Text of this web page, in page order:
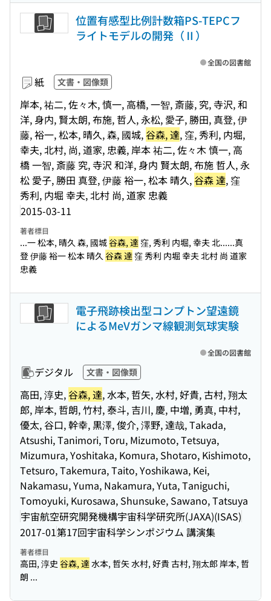
位置有感型比例計数箱PS-TEPCフ
ライトモデルの開発（Ⅱ）
紙 文書・図像類
岸本, 祐二, 佐々木, 慎一, 高橋, 一智, 斎藤, 究, 寺沢, 和
洋, 身内, 賢太朗, 布施, 哲人, 永松, 愛子, 勝田, 真登, 伊
藤, 裕一, 松本, 晴久, 森, 國城,谷森, 達, 窪, 秀利, 内堀,
幸夫, 北村, 尚, 道家, 忠義, 岸本 祐二, 佐々木 慎一, 高
橋 一智, 斎藤 究, 寺沢 和洋, 身内 賢太朗, 布施 哲人, 永
松 愛子, 勝田 真登, 伊藤 裕一, 松本 晴久,谷森 達, 窪
秀利, 内堀 幸夫, 北村 尚, 道家 忠義
2015-03-11
全国の図書館
著者標目
...一 松本, 晴久 森, 國城谷森, 達窪, 秀利 内堀, 幸夫 北......真
登 伊藤 裕一 松本 晴久 谷森 達窪 秀利 内堀 幸夫 北村 尚 道家
忠義
電子飛跡検出型コンプトン望遠鏡
によるMeVガンマ線観測気球実験
デジタル 文書・図像類
高田, 淳史,谷森, 達, 水本, 哲矢, 水村, 好貴, 古村, 翔太
郎, 岸本, 哲朗, 竹村, 泰斗, 吉川, 慶, 中増, 勇真, 中村,
優太, 谷口, 幹幸, 黒澤, 俊介, 澤野, 達哉, Takada,
Atsushi, Tanimori, Toru, Mizumoto, Tetsuya,
Mizumura, Yoshitaka, Komura, Shotaro, Kishimoto,
Tetsuro, Takemura, Taito, Yoshikawa, Kei,
Nakamasu, Yuma, Nakamura, Yuta, Taniguchi,
Tomoyuki, Kurosawa, Shunsuke, Sawano, Tatsuya
宇宙航空研究開発機構宇宙科学研究所(JAXA)(ISAS)
2017-01第17回宇宙科学シンポジウム 講演集
全国の図書館
著者標目
高田, 淳史 谷森, 達水本, 哲矢 水村, 好貴 古村, 翔太郎 岸本, 哲
朗 ...